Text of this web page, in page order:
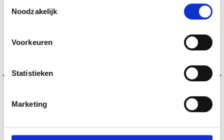
Noodzakelijk
Voorkeuren
Statistieken
Marketing
DROPS LIMA
offres limitées en vous inscrivant à notre
aanbiedingen en kortingen in het Nederlands?